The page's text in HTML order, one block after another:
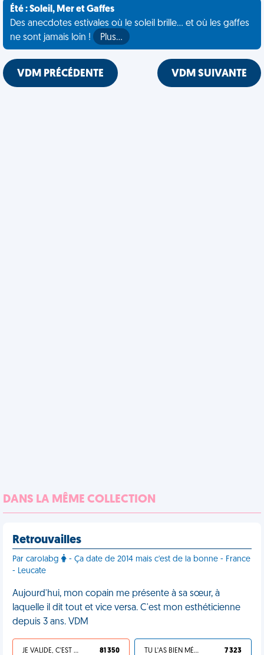
Été : Soleil, Mer et Gaffes
Des anecdotes estivales où le soleil brille... et où les gaffes
ne sont jamais loin !
Plus…
VDM PRÉCÉDENTE VDM SUIVANTE
DANS LA MÊME COLLECTION
Retrouvailles
Par carolabg
- Ça date de 2014 mais c'est de la bonne - France
- Leucate
Aujourd'hui, mon copain me présente à sa sœur, à
laquelle il dit tout et vice versa. C'est mon esthéticienne
depuis 3 ans. VDM
JE VALIDE, C'EST UNE VDM 81 350 TU L'AS BIEN MÉRITÉ 7 323